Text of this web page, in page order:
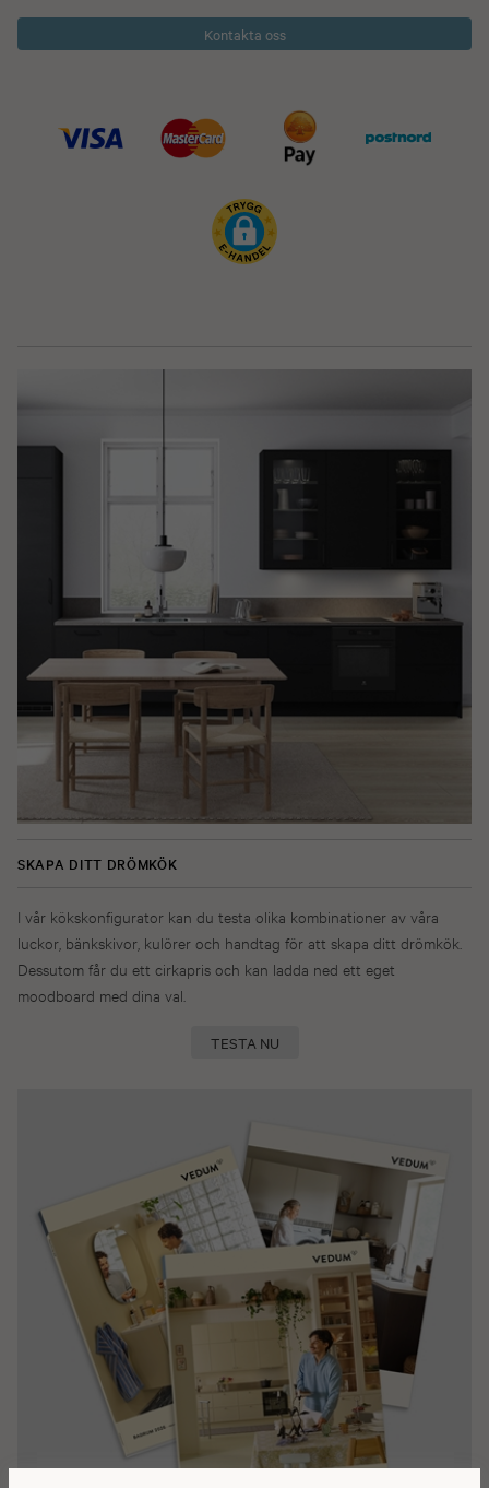
Kontakta oss
SKAPA DITT DRÖMKÖK
I vår kökskonfigurator kan du testa olika kombinationer av våra
luckor, bänkskivor, kulörer och handtag för att skapa ditt drömkök.
Dessutom får du ett cirkapris och kan ladda ned ett eget
moodboard med dina val.
TESTA NU